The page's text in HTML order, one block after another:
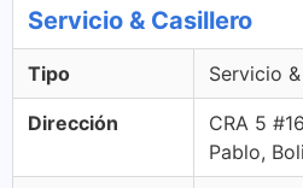
Servicio & Casillero
Tipo Servicio
Dirección
CRA 5
Pablo,